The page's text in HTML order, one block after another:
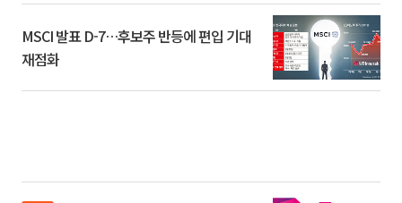
MSCI 발표 D-7…후보주 반등에 편입 기대
재점화